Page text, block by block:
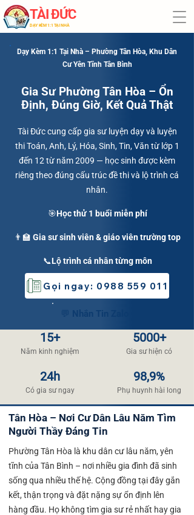
TÀI ĐỨC
​DẠY KÈM 1:1 TẠI NHÀ
Dạy Kèm 1:1 Tại Nhà – Phường Tân Hòa, Khu Dân
Cư Yên Tĩnh Tân Bình
Gia Sư Phường Tân Hòa – Ổn
Định, Đúng Giờ, Kết Quả Thật
Tài Đức cung cấp gia sư luyện dạy và luyện
thi Toán, Anh, Lý, Hóa, Sinh, Tin, Văn từ lớp 1
đến 12 từ năm 2009 — học sinh được kèm
riêng theo đúng cấu trúc đề thi và lộ trình cá
nhân.
🎯Học thử 1 buổi miễn phí
👨‍🏫 Gia sư sinh viên & giáo viên trường top
📞Lộ trình cá nhân từng môn
Gọi ngay: 0988 559 011
💬 Nhắn Tin Zalo
15+
Năm kinh nghiệm
5000+
​Gia sư hiện có
24h
​Có gia sư ngay
98,9%
​Phụ huynh hài long​
Tân Hòa – Nơi Cư Dân Lâu Năm Tìm
Người Thầy Đáng Tin
Phường Tân Hòa là khu dân cư lâu năm, yên
tĩnh của Tân Bình – nơi nhiều gia đình đã sinh
sống qua nhiều thế hệ. Cộng đồng tại đây gắn
kết, thận trọng và đặt nặng sự ổn định lên
hàng đầu. Họ không tìm gia sư rẻ nhất hay gia